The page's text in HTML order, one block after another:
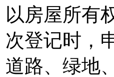
以房屋所有
次登记时，
道路、绿地